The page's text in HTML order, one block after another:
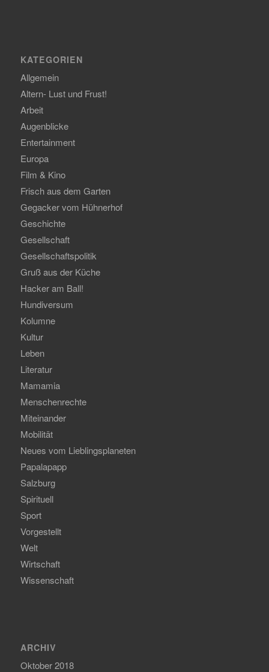
KATEGORIEN
Allgemein
Altern- Lust und Frust!
Arbeit
Augenblicke
Entertainment
Europa
Film & Kino
Frisch aus dem Garten
Gegacker vom Hühnerhof
Geschichte
Gesellschaft
Gesellschaftspolitik
Gruß aus der Küche
Hacker am Ball!
Hundiversum
Kolumne
Kultur
Leben
Literatur
Mamamia
Menschenrechte
Miteinander
Mobilität
Neues vom Lieblingsplaneten
Papalapapp
Salzburg
Spirituell
Sport
Vorgestellt
Welt
Wirtschaft
Wissenschaft
ARCHIV
Oktober 2018